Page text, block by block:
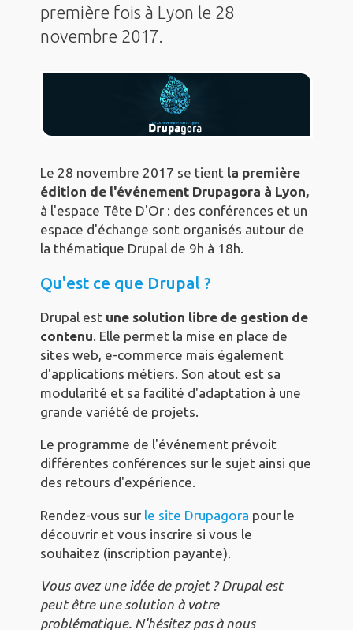
première fois à Lyon le 28
novembre 2017.
Le 28 novembre 2017 se tient la première
édition de l'événement Drupagora à Lyon,
à l'espace Tête D'Or : des conférences et un
espace d'échange sont organisés autour de
la thématique Drupal de 9h à 18h.
Qu'est ce que Drupal ?
Drupal est une solution libre de gestion de
contenu. Elle permet la mise en place de
sites web, e-commerce mais également
d'applications métiers. Son atout est sa
modularité et sa facilité d'adaptation à une
grande variété de projets.
Le programme de l'événement prévoit
différentes conférences sur le sujet ainsi que
des retours d'expérience.
Rendez-vous sur le site Drupagora pour le
découvrir et vous inscrire si vous le
souhaitez (inscription payante).
Vous avez une idée de projet ? Drupal est
peut être une solution à votre
problématique. N'hésitez pas à nous